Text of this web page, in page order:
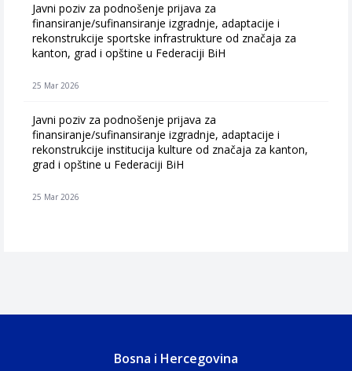
Javni poziv za podnošenje prijava za
finansiranje/sufinansiranje izgradnje, adaptacije i
rekonstrukcije sportske infrastrukture od značaja za
kanton, grad i opštine u Federaciji BiH
25 Mar 2026
Javni poziv za podnošenje prijava za
finansiranje/sufinansiranje izgradnje, adaptacije i
rekonstrukcije institucija kulture od značaja za kanton,
grad i opštine u Federaciji BiH
25 Mar 2026
Bosna i Hercegovina